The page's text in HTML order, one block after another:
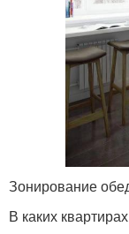
Зонирование
В каких